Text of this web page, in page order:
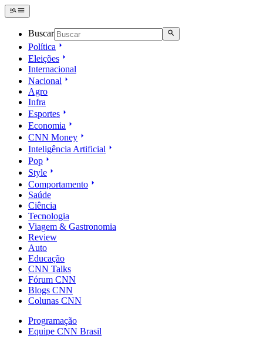
Buscar
Política
Eleições
Internacional
Nacional
Agro
Infra
Esportes
Economia
CNN Money
Inteligência Artificial
Pop
Style
Comportamento
Saúde
Ciência
Tecnologia
Viagem & Gastronomia
Review
Auto
Educação
CNN Talks
Fórum CNN
Blogs CNN
Colunas CNN
Programação
Equipe CNN Brasil